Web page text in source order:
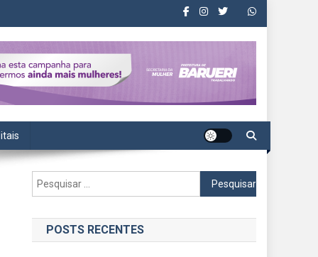
Pesquisar
por:
POSTS RECENTES